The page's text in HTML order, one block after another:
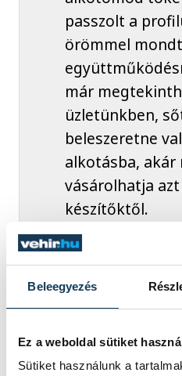
Beleegyezés
Ez a weboldal sütiket
Sütiket használunk a
passzolt a
örömmel
már
üzletünkben,
beleszeretne
alkotásba, akár
vásárolhatja azt
készítőktől.
Fontos
irányvonalát, azaz
egyetlen darab készül.